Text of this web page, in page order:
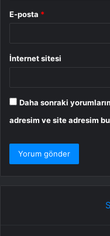
E-posta *
İnternet sitesi
Daha sonraki
adresim ve site adresim